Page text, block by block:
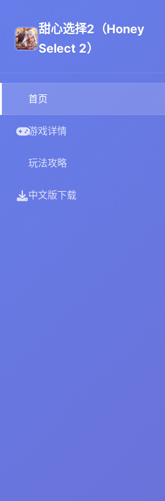
甜心选择2（Honey
Select 2）
首页
游戏详情
玩法攻略
中文版下载